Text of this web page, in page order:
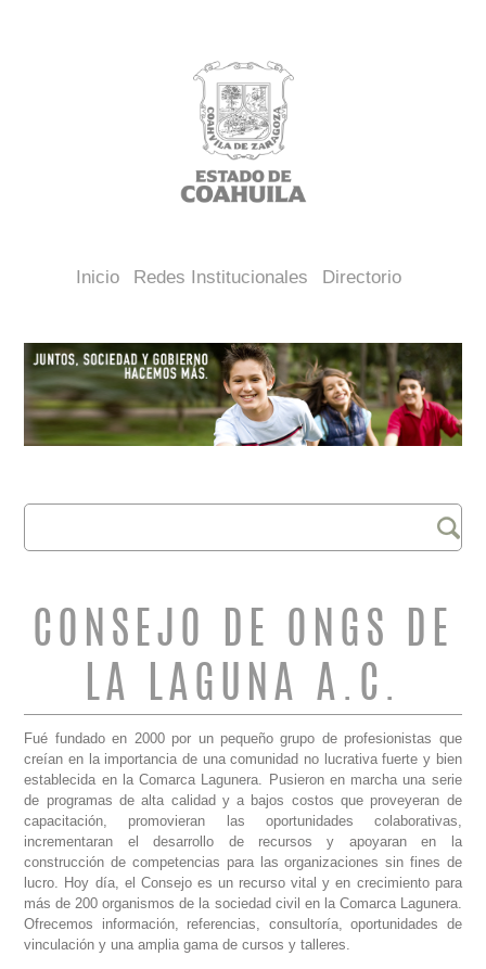
Inicio Redes Institucionales Directorio
FORMULARIO DE
BÚSQUEDA
Buscar
CONSEJO DE ONGS DE
LA LAGUNA A.C.
Fué fundado en 2000 por un pequeño grupo de profesionistas que
creían en la importancia de una comunidad no lucrativa fuerte y bien
establecida en la Comarca Lagunera. Pusieron en marcha una serie
de programas de alta calidad y a bajos costos que proveyeran de
capacitación, promovieran las oportunidades colaborativas,
incrementaran el desarrollo de recursos y apoyaran en la
construcción de competencias para las organizaciones sin fines de
lucro. Hoy día, el Consejo es un recurso vital y en crecimiento para
más de 200 organismos de la sociedad civil en la Comarca Lagunera.
Ofrecemos información, referencias, consultoría, oportunidades de
vinculación y una amplia gama de cursos y talleres.